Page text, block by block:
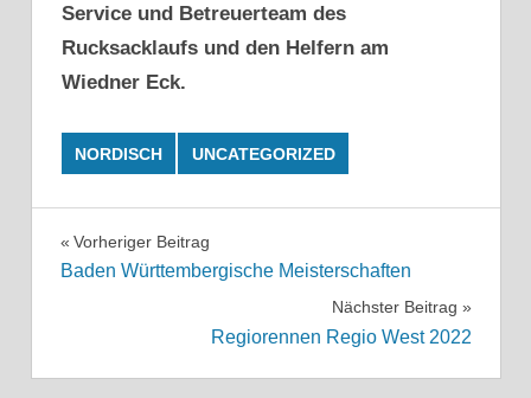
Service und Betreuerteam des
Rucksacklaufs und den Helfern am
Wiedner Eck.
NORDISCH UNCATEGORIZED
Beitragsnavigation
Vorheriger Beitrag
Baden Württembergische Meisterschaften
Nächster Beitrag
Regiorennen Regio West 2022